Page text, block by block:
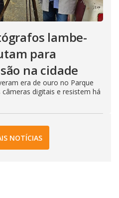
lambe-
para
na cidade
era de ouro no Parque
digitais e resistem há
NOTÍCIAS